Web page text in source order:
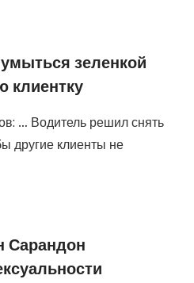
зеленкой
клиентку
… Водитель решил снять
другие клиенты не
Сарандон